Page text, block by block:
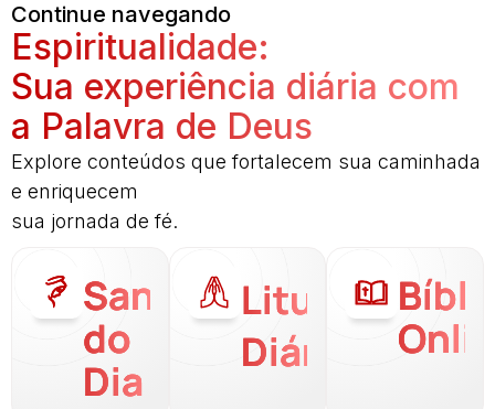
Continue navegando
Espiritualidade:
Sua experiência diária com
a Palavra de Deus
Explore conteúdos que fortalecem sua caminhada
e enriquecem
sua jornada de fé.
Santo
do
Dia
Liturgia
Diária